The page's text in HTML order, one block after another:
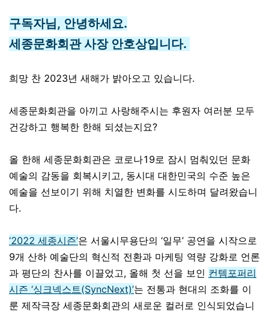
구독자님, 안녕하세요.
세종문화회관 사장 안호상입니다.
희망 찬 2023년 새해가 밝아오고 있습니다.
세종문화회관을 아끼고 사랑해주시는 후원자 여러분 모두
건강하고 행복한 한해 되셨는지요?
올 한해 세종문화회관은 코로나19로 잠시 멈춰있던 문화
예술의 감동을 회복시키고, 동시대 대한민국의 수준 높은
예술을 선보이기 위해 치열한 변화를 시도하며 달려왔습니
다.
‘2022 세종시즌’은 서울시무용단의 ‘일무’ 공연을 시작으로
9개 산하 예술단의 혁신적 전환과 마케팅 역량 강화로 언론
과 평단의 찬사를 이끌었고, 올해 첫 선을 보인 컨템포퍼리
시즌 ‘싱크넥스트(SyncNext)’는 전통과 현대의 조화를 이
룬 제작극장 세종문화회관의 새로운 컬러로 인식되었습니